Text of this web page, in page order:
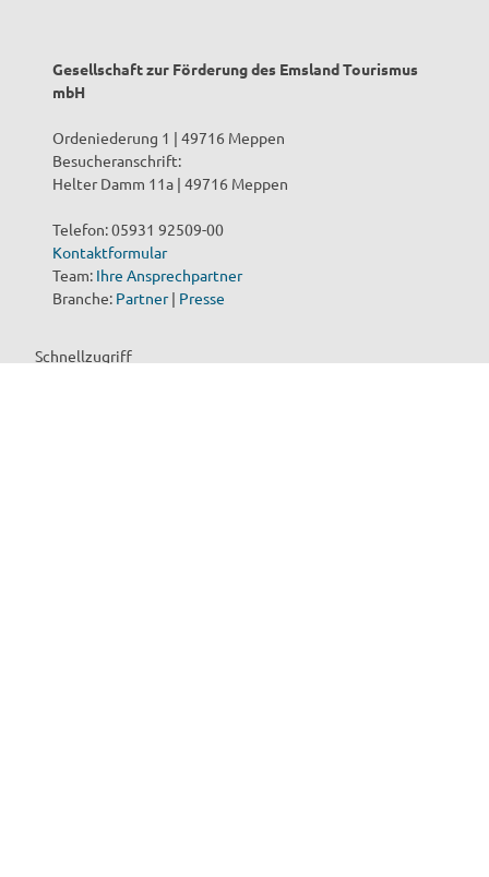
Gesellschaft zur Förderung des Emsland Tourismus
mbH
Ordeniederung 1 | 49716 Meppen
Besucheranschrift:
Helter Damm 11a | 49716 Meppen
Telefon: 05931 92509-00
Kontaktformular
Team: Ihre Ansprechpartner
Branche: Partner| Presse
Schnellzugriff